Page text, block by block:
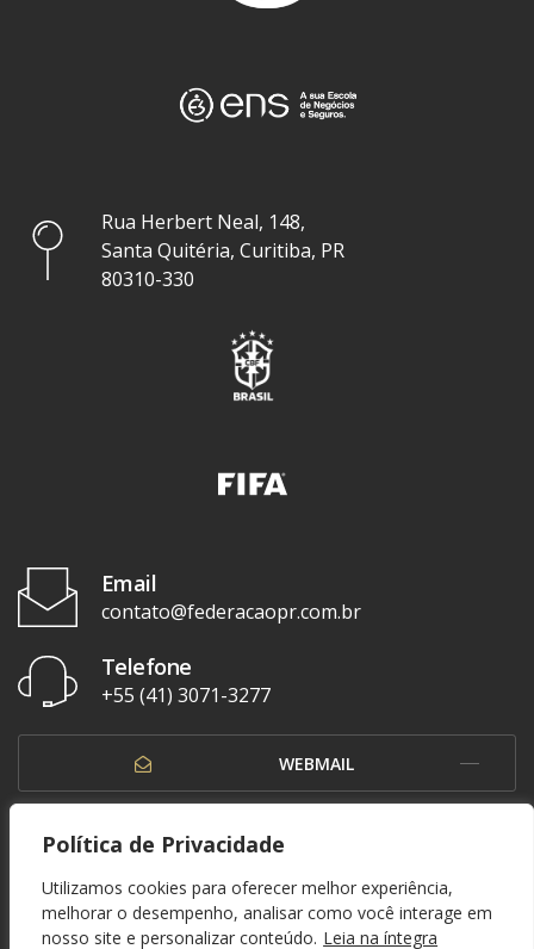
Política de Privacidade
Utilizamos cookies para oferecer melhor experiência,
melhorar o desempenho, analisar como você interage em
nosso site e personalizar conteúdo. Leia na íntegra
Rua Herbert Neal, 148,
Santa Quitéria, Curitiba, PR
80310-330
Email
contato@federacaopr.com.br
Telefone
+55 (41) 3071-3277
WEBMAIL
OUVIDORIA